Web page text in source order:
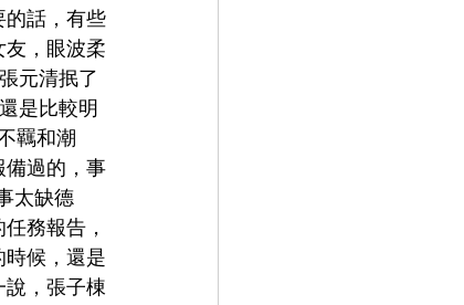
的話，有些
，眼波柔
元清抿了
是比較明
羈和潮
備過的，事
太缺德
務報告，
候，還是
，張子棟